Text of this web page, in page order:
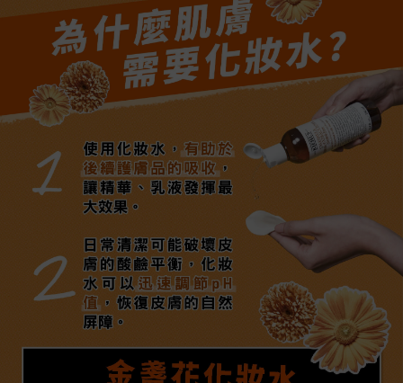
為什麼肌膚
需要化妝水?
1
使用化妝水，有助於
後續護膚品的吸收，
讓精華、乳液發揮最
大效果。
2
日常清潔可能破壞皮
膚的酸鹼平衡，化妝
水可以迅速調節pH
值，恢復皮膚的自然
屏障。